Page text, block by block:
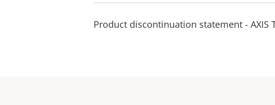
Product discontinuation statement - AXIS